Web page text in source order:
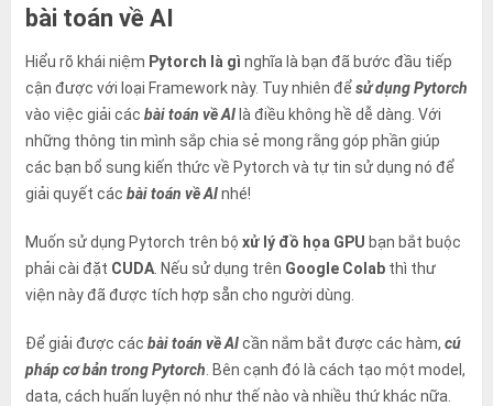
bài toán về AI
Hiểu rõ khái niệm Pytorch là gì nghĩa là bạn đã bước đầu tiếp
cận được với loại Framework này. Tuy nhiên đểsử dụng Pytorch
vào việc giải các bài toán về AI là điều không hề dễ dàng. Với
những thông tin mình sắp chia sẻ mong rằng góp phần giúp
các bạn bổ sung kiến thức về Pytorch và tự tin sử dụng nó để
giải quyết các bài toán về AInhé!
Muốn sử dụng Pytorch trên bộ xử lý đồ họa GPU bạn bắt buộc
phải cài đặt CUDA. Nếu sử dụng trên Google Colabthì thư
viện này đã được tích hợp sẵn cho người dùng.
Để giải được các bài toán về AIcần nắm bắt được các hàm, cú
pháp cơ bản trong Pytorch . Bên cạnh đó là cách tạo một model,
data, cách huấn luyện nó như thế nào và nhiều thứ khác nữa.